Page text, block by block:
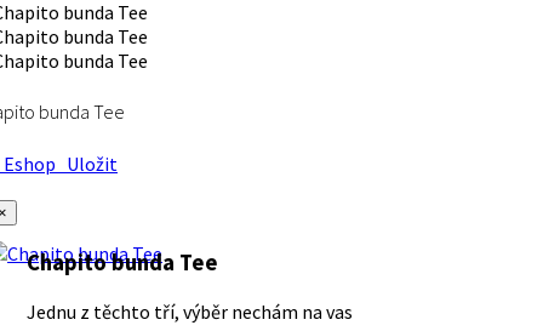
bunda Tee
Uložit
Chapito bunda Tee
Jednu z těchto tří, výběr nechám na vas